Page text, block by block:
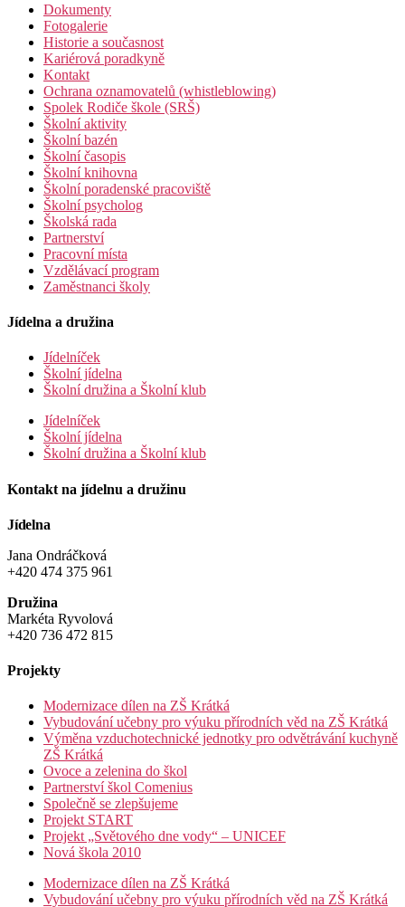
Dokumenty
Fotogalerie
Historie a současnost
Kariérová poradkyně
Kontakt
Ochrana oznamovatelů (whistleblowing)
Spolek Rodiče škole (SRŠ)
Školní aktivity
Školní bazén
Školní časopis
Školní knihovna
Školní poradenské pracoviště
Školní psycholog
Školská rada
Partnerství
Pracovní místa
Vzdělávací program
Zaměstnanci školy
Jídelna a družina
Jídelníček
Školní jídelna
Školní družina a Školní klub
Jídelníček
Školní jídelna
Školní družina a Školní klub
Kontakt na jídelnu a družinu
Jídelna
Jana Ondráčková
+420 474 375 961
Družina
Markéta Ryvolová
+420 736 472 815
Projekty
Modernizace dílen na ZŠ Krátká
Vybudování učebny pro výuku přírodních věd na ZŠ Krátká
Výměna vzduchotechnické jednotky pro odvětrávání kuchyně
ZŠ Krátká
Ovoce a zelenina do škol
Partnerství škol Comenius
Společně se zlepšujeme
Projekt START
Projekt „Světového dne vody“ – UNICEF
Nová škola 2010
Modernizace dílen na ZŠ Krátká
Vybudování učebny pro výuku přírodních věd na ZŠ Krátká